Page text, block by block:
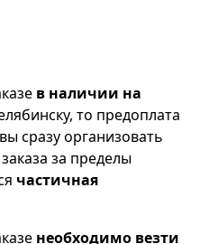
в наличии на
то предоплата
сразу организовать
за пределы
частичная
необходимо везти